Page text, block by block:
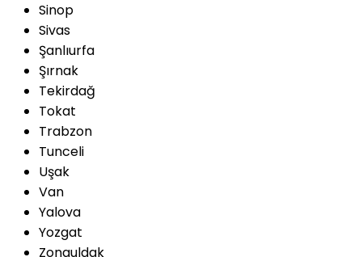
Sinop
Sivas
Şanlıurfa
Şırnak
Tekirdağ
Tokat
Trabzon
Tunceli
Uşak
Van
Yalova
Yozgat
Zonguldak